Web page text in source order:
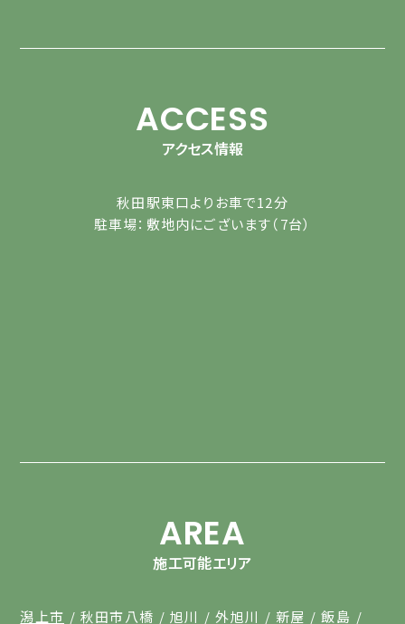
ACCESS
アクセス情報
秋田駅東口よりお車で12分
駐車場：敷地内にございます（7台）
AREA
施工可能エリア
潟上市 秋田市八橋 旭川 外旭川 新屋 飯島